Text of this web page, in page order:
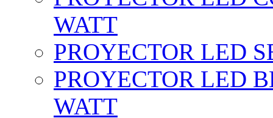
WATT
PROYECTOR LED
PROYECTOR LED
WATT